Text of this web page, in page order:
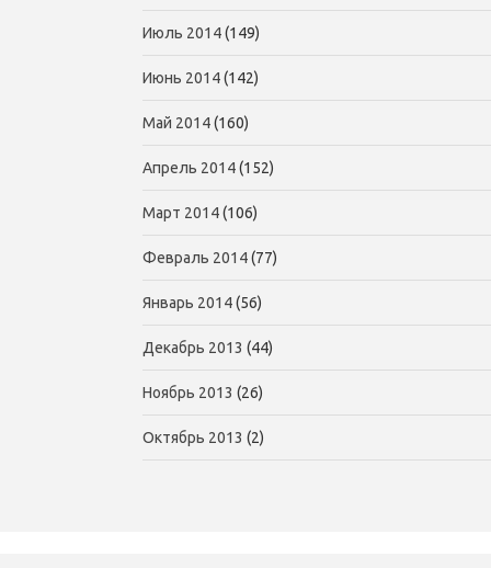
Июль 2014(149)
Июнь 2014(142)
Май 2014(160)
Апрель 2014(152)
Март 2014(106)
Февраль 2014(77)
Январь 2014(56)
Декабрь 2013 (44)
Ноябрь 2013 (26)
Октябрь 2013 (2)